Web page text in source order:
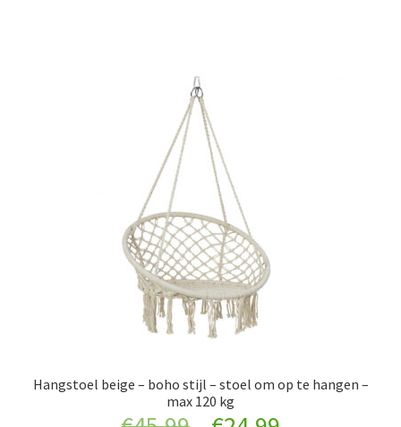
Hangstoel beige – boho stijl – stoel om op te hangen –
max 120 kg